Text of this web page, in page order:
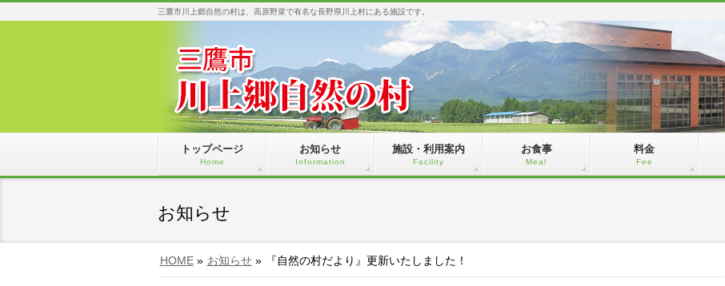
三鷹市川上郷自然の村は、高原野菜で有名な長野県川上村にある施設です。
トップページ
Home
お知らせ
Information
施設・利用案内
Facility
お食事
Meal
料金
Fee
お知らせ
HOME» お知らせ» 『自然の村だより』更新いたしました！